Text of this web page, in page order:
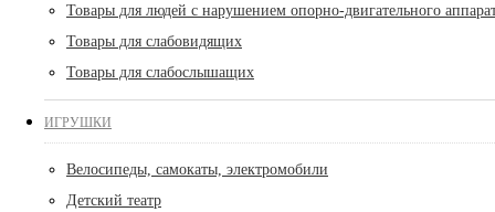
Товары для людей с нарушением опорно-двигательного
Товары для слабовидящих
Товары для слабослышащих
ИГРУШКИ
Велосипеды, самокаты, электромобили
Детский театр